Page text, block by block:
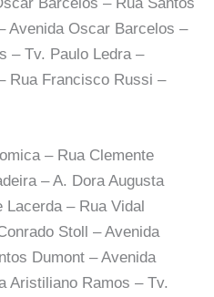
Avenida Oscar Barcelos –
– Tv. Paulo Ledra –
Rua Francisco Russi –
– Rua Clemente
– A. Dora Augusta
Lacerda – Rua Vidal
Stoll – Avenida
Dumont – Avenida
Aristiliano Ramos – Tv.